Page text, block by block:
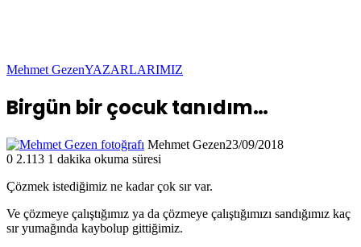
Mehmet GezenYAZARLARIMIZ
Birgün bir çocuk tanıdım…
Mehmet Gezen23/09/2018
0 2.113 1 dakika okuma süresi
Çözmek istediğimiz ne kadar çok sır var.
Ve çözmeye çalıştığımız ya da çözmeye çalıştığımızı sandığımız kaç
sır yumağında kaybolup gittiğimiz.